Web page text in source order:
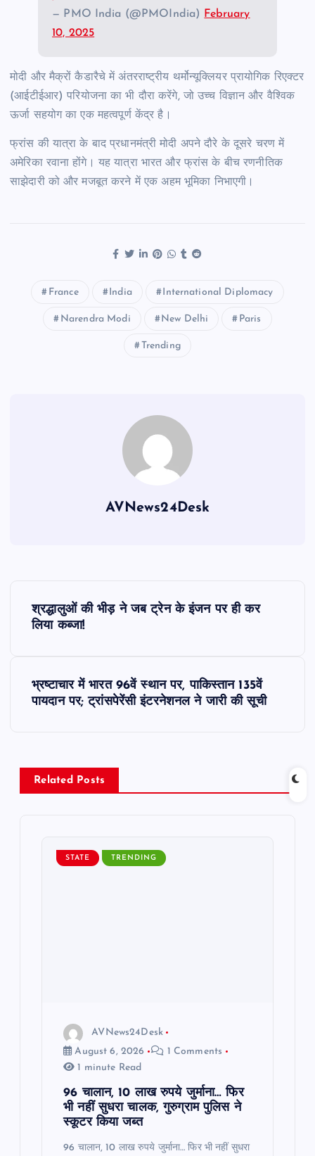
— PMO India (@PMOIndia)
February
10, 2025
मोदी और मैक्रों कैडारैचे में अंतरराष्ट्रीय थर्मोन्यूक्लियर प्रायोगिक रिएक्टर
(आईटीईआर) परियोजना का भी दौरा करेंगे, जो उच्च विज्ञान और वैश्विक
ऊर्जा सहयोग का एक महत्वपूर्ण केंद्र है।
फ्रांस की यात्रा के बाद प्रधानमंत्री मोदी अपने दौरे के दूसरे चरण में
अमेरिका रवाना होंगे। यह यात्रा भारत और फ्रांस के बीच रणनीतिक
साझेदारी को और मजबूत करने में एक अहम भूमिका निभाएगी।
France India International Diplomacy
Narendra Modi New Delhi Paris
Trending
AVNews24Desk
a
v
श्रद्धालुओं की भीड़ ने जब ट्रेन के इंजन पर ही कर
लिया कब्जा!
भ्रष्टाचार में भारत 96वें स्थान पर, पाकिस्तान 135वें
पायदान पर; ट्रांसपेरेंसी इंटरनेशनल ने जारी की सूची
Related Posts
STATE TRENDING
AVNews24Desk
August 6, 2026
1 Comments
1 minute Read
96 चालान, 10 लाख रुपये जुर्माना… फिर
भी नहीं सुधरा चालक, गुरुग्राम पुलिस ने
स्कूटर किया जब्त
96 चालान, 10 लाख रुपये जुर्माना… फिर भी नहीं सुधरा